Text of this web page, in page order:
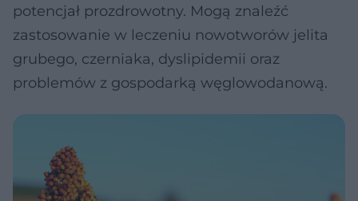
potencjał prozdrowotny. Mogą znaleźć
zastosowanie w leczeniu nowotworów jelita
grubego, czerniaka, dyslipidemii oraz
problemów z gospodarką węglowodanową.